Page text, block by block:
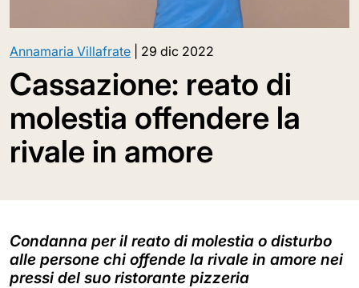
Annamaria Villafrate 29 dic 2022
Cassazione: reato di
molestia offendere la
rivale in amore
Condanna per il reato di molestia o disturbo
alle persone chi offende la rivale in amore nei
pressi del suo ristorante pizzeria